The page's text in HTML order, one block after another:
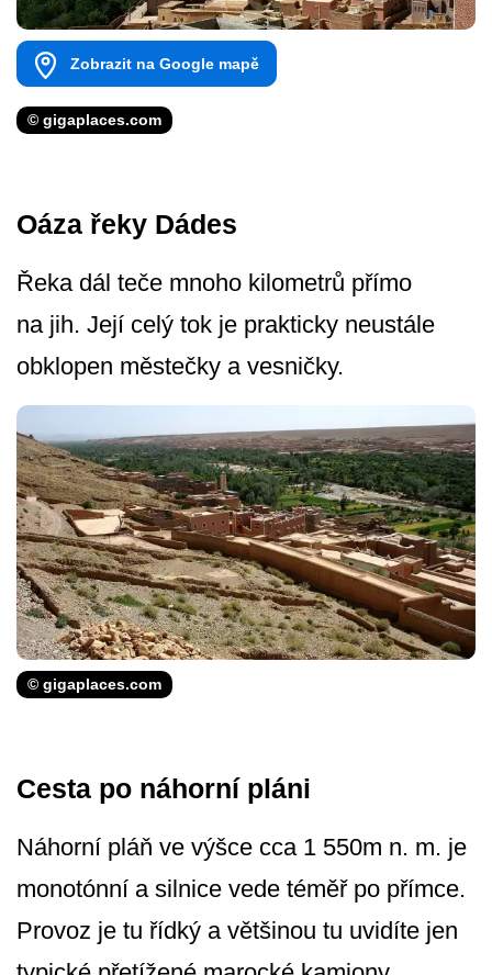
Zobrazit na Google mapě
© gigaplaces.com
Oáza řeky Dádes
Řeka dál teče mnoho kilometrů přímo
na jih. Její celý tok je prakticky neustále
obklopen městečky a vesničky.
© gigaplaces.com
Cesta po náhorní pláni
Náhorní pláň ve výšce cca 1 550m n. m. je
monotónní a silnice vede téměř po přímce.
Provoz je tu řídký a většinou tu uvidíte jen